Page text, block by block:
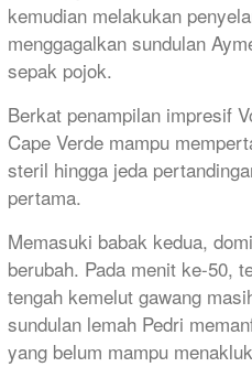
kemudian melakukan
menggagalkan sundulan
sepak pojok.
Berkat penampilan impresif
Cape Verde mampu
steril hingga jeda
pertama.
Memasuki babak kedua,
berubah. Pada menit ke-50,
tengah kemelut gawang
sundulan lemah Pedri
yang belum mampu